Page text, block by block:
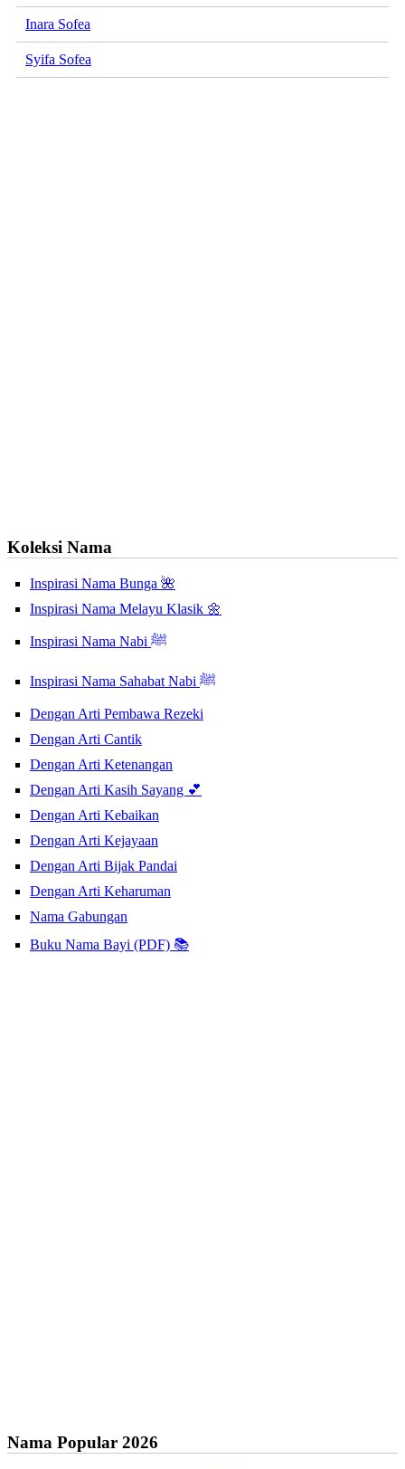
Inara Sofea
Syifa Sofea
Koleksi Nama
Inspirasi Nama Bunga 🌺
Inspirasi Nama Melayu Klasik 🌼
Inspirasi Nama Nabi ﷺ
Inspirasi Nama Sahabat Nabi ﷺ
Dengan Arti Pembawa Rezeki
Dengan Arti Cantik
Dengan Arti Ketenangan
Dengan Arti Kasih Sayang 💕
Dengan Arti Kebaikan
Dengan Arti Kejayaan
Dengan Arti Bijak Pandai
Dengan Arti Keharuman
Nama Gabungan
Buku Nama Bayi (PDF) 📚
Nama Popular 2026